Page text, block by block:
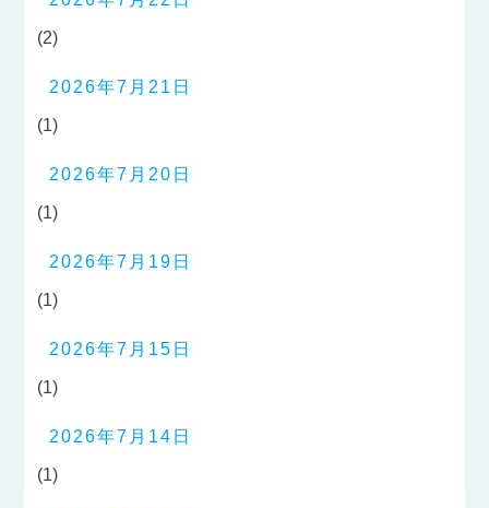
(2)
2026年7月21日
(1)
2026年7月20日
(1)
2026年7月19日
(1)
2026年7月15日
(1)
2026年7月14日
(1)